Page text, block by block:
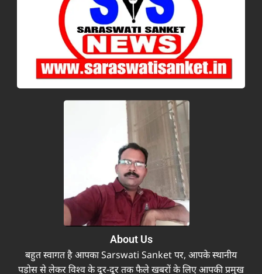
About Us
बहुत स्वागत है आपका Sarswati Sanket पर, आपके स्थानीय
पड़ोस से लेकर विश्व के दूर-दूर तक फैले खबरों के लिए आपकी प्रमुख